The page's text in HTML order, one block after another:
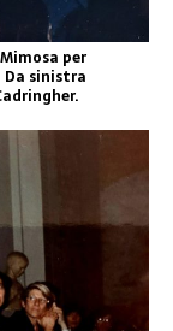
per
Da sinistra